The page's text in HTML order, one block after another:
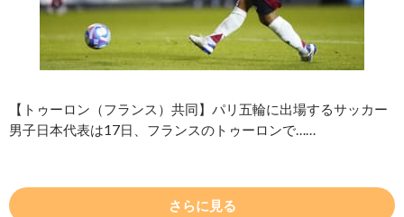
【トゥーロン（フランス）共同】パリ五輪に出場するサッカー
男子日本代表は17日、フランスのトゥーロンで……
さらに見る